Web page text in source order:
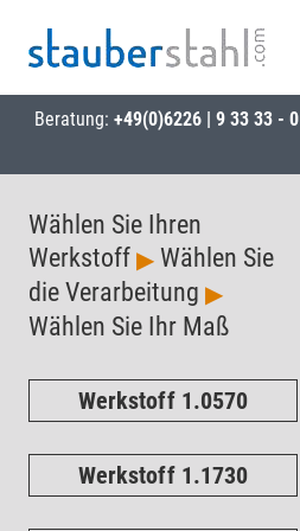
Beratung: +49(0)6226 | 9 33 33 - 0
Wählen Sie Ihren
Werkstoff ▶ Wählen Sie
die Verarbeitung ▶
Wählen Sie Ihr Maß
Werkstoff 1.0570
Werkstoff 1.1730